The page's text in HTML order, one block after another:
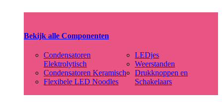
Bekijk alle Componenten
Condensatoren
Elektrolytisch
Condensatoren Keramisch
Flexibele LED Noodles
LEDjes
Weerstanden
Drukknoppen en
Schakelaars